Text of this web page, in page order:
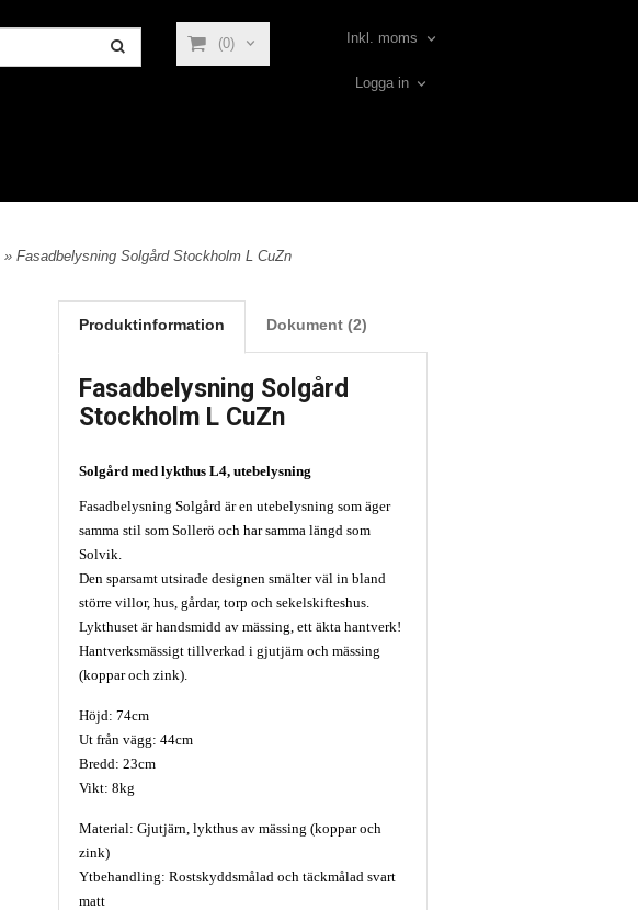
(0) Inkl. moms
Logga in
» Fasadbelysning Solgård Stockholm L CuZn
Produktinformation Dokument (2)
Fasadbelysning Solgård
Stockholm L CuZn
Solgård med lykthus L4, utebelysning
Fasadbelysning Solgård är en utebelysning som äger
samma stil som Sollerö och har samma längd som
Solvik.
Den sparsamt utsirade designen smälter väl in bland
större villor, hus, gårdar, torp och sekelskifteshus.
Lykthuset är handsmidd av mässing, ett äkta hantverk!
Hantverksmässigt tillverkad i gjutjärn och mässing
(koppar och zink).
Höjd: 74cm
Ut från vägg: 44cm
Bredd: 23cm
Vikt: 8kg
Material: Gjutjärn, lykthus av mässing (koppar och
zink)
Ytbehandling: Rostskyddsmålad och täckmålad svart
matt